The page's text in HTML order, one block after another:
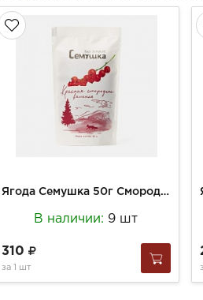
Ягода Семушка 50г Смородина Красная
В наличии: 9 шт
310
за 1 шт